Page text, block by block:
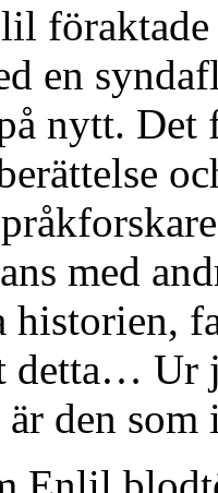
en
nytt. Det
med
detta… Ur
den